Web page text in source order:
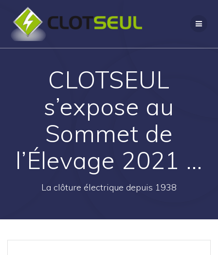
au
contenu
CLOTSEUL
s’expose au
Sommet de
l’Élevage 2021 …
La clôture électrique depuis 1938